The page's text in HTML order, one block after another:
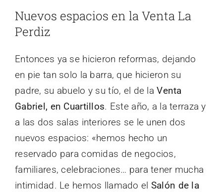
Nuevos espacios en la Venta La
Perdiz
Entonces ya se hicieron reformas, dejando
en pie tan solo la barra, que hicieron su
padre, su abuelo y su tío, el de laVenta
Gabriel, en Cuartillos. Este año, a la terraza y
a las dos salas interiores se le unen dos
nuevos espacios: «hemos hecho un
reservado para comidas de negocios,
familiares, celebraciones… para tener mucha
intimidad. Le hemos llamado el Salón de la